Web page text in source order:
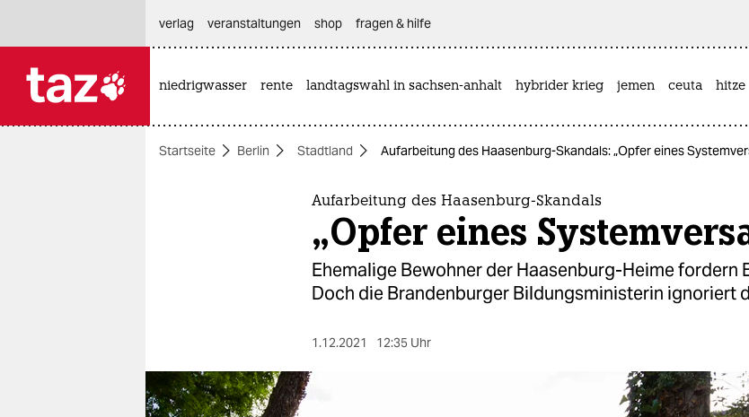
themen
berlin
verlag
veranstaltungen shop fragen & hilfe
niedrigwasser rente landtagswahl in sachsen-anhalt hybrider krieg jemen ceuta hitze
Startseite Berlin Stadtland Aufarbeitung des Haasenburg-Skandals: „Opfer eines
Aufarbeitung des Haasenburg-Skandals
„Opfer eines
Ehemalige Bewohner der Haasenburg-Heime fordern
Doch die Brandenburger Bildungsministerin ignoriert
1.12.2021 12:35 Uhr